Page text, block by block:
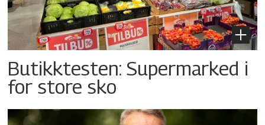
Butikktesten: Supermarked i
for store sko